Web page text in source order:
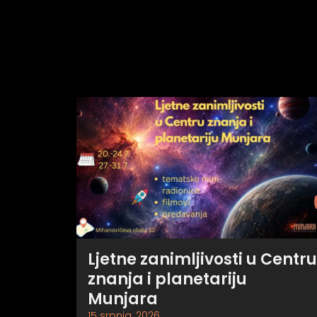
Ljetne zanimljivosti u Centru
znanja i planetariju
Munjara